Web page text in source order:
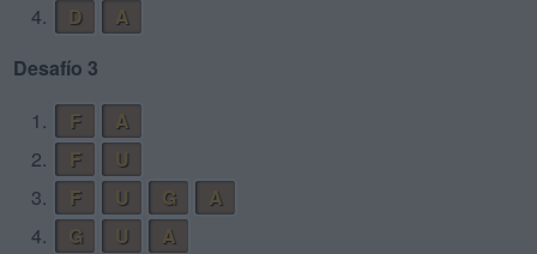
4.
D
A
Desafío 3
1.
F
A
2.
F
U
3.
F U G
A
4.
G U
A